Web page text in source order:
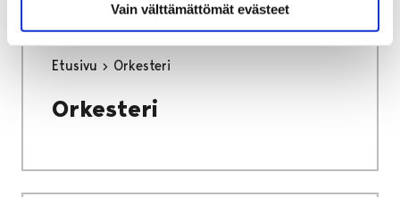
Vain välttämättömät evästeet
Etusivu Orkesteri
Orkesteri